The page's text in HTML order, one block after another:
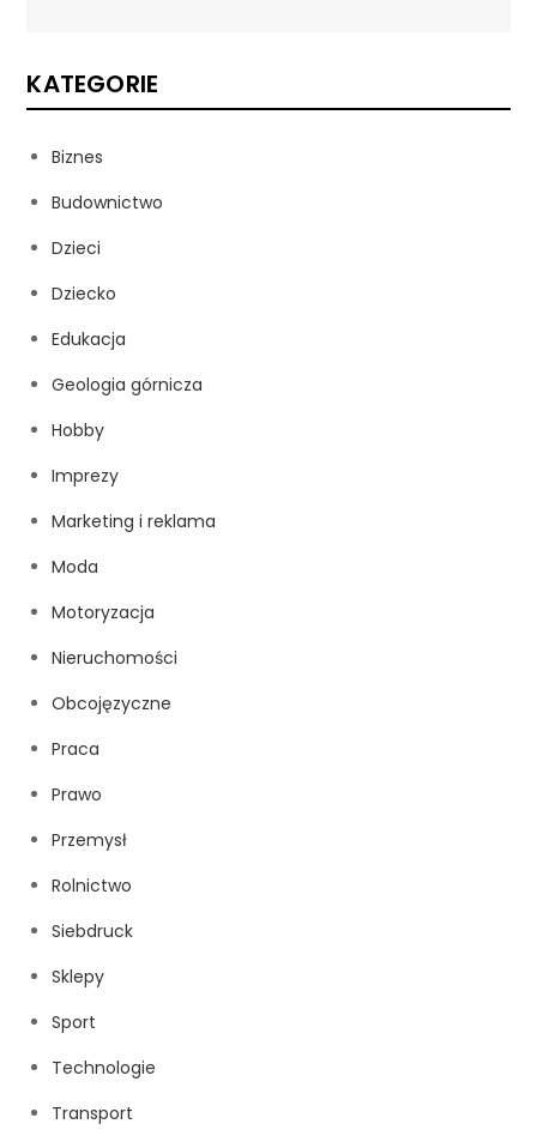
KATEGORIE
Biznes
Budownictwo
Dzieci
Dziecko
Edukacja
Geologia górnicza
Hobby
Imprezy
Marketing i reklama
Moda
Motoryzacja
Nieruchomości
Obcojęzyczne
Praca
Prawo
Przemysł
Rolnictwo
Siebdruck
Sklepy
Sport
Technologie
Transport